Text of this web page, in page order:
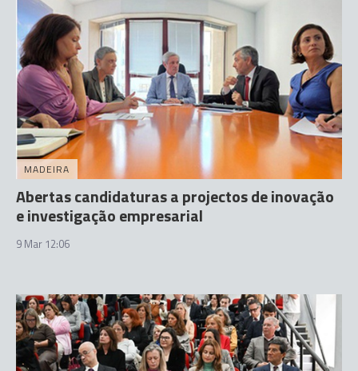
MADEIRA
Abertas candidaturas a projectos de inovação
e investigação empresarial
9 Mar 12:06